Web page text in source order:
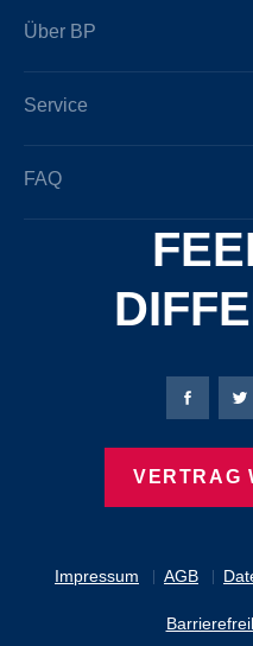
Über BP
Service
FAQ
Impressum AGB
VERTRAG